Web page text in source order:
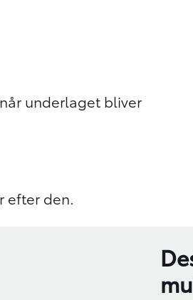
underlaget bliver
efter den.